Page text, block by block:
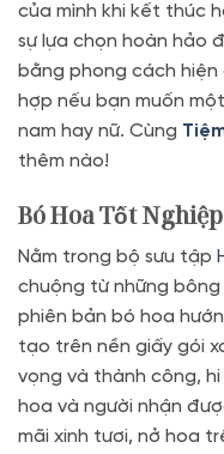
của mình khi kết thúc
sự lựa chọn hoàn hảo
bằng phong cách
hợp nếu bạn muốn
nam hay nữ. Cùng
thêm nào!
Bó Hoa Tốt
Nằm trong bộ sưu tập
chuộng từ những
phiên bản bó hoa
tạo trên nền giấy gói
vọng và thành công,
hoa và người nhận
mãi xinh tươi, nở hoa